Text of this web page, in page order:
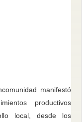
manifestó
productivos
local, desde los